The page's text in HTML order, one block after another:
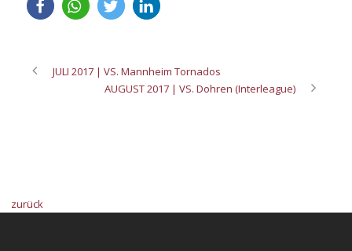
JULI 2017 | VS. Mannheim Tornados
AUGUST 2017 | VS. Dohren (Interleague)
zurück